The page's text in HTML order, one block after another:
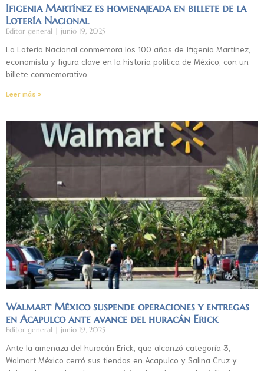
Ifigenia Martínez es homenajeada en billete de la
Lotería Nacional
Editor general junio 19, 2025
La Lotería Nacional conmemora los 100 años de Ifigenia Martínez,
economista y figura clave en la historia política de México, con un
billete conmemorativo.
Leer más »
Walmart México suspende operaciones y entregas
en Acapulco ante avance del huracán Erick
Editor general junio 19, 2025
Ante la amenaza del huracán Erick, que alcanzó categoría 3,
Walmart México cerró sus tiendas en Acapulco y Salina Cruz y